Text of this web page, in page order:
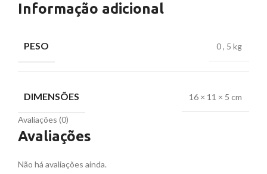
Informação adicional
PESO 0, 5 kg
DIMENSÕES 16 × 11 × 5 cm
Avaliações (0)
Avaliações
Não há avaliações ainda.